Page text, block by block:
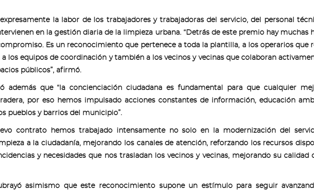
la labor de los trabajadores y trabajadoras del servicio, del personal
en la gestión diaria de la limpieza urbana. “Detrás de este premio hay muchas
Es un reconocimiento que pertenece a toda la plantilla, a los operarios que
a los equipos de coordinación y también a los vecinos y vecinas que colaboran
públicos”, afirmó.
además que “la concienciación ciudadana es fundamental para que cualquier
por eso hemos impulsado acciones constantes de información, educación
pueblos y barrios del municipio”.
contrato hemos trabajado intensamente no solo en la modernización del
a la ciudadanía, mejorando los canales de atención, reforzando los recursos
y necesidades que nos trasladan los vecinos y vecinas, mejorando su calidad
asimismo que este reconocimiento supone un estímulo para seguir